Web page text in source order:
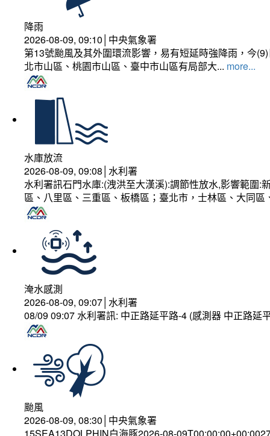
降雨
2026-08-09, 09:10│中央氣象署
第13號颱風及其外圍環流影響，易有短延時強降雨，今
北市山區、桃園市山區、臺中市山區有局部大... more...
水庫放流
2026-08-09, 09:08│水利署
水利署訊石門水庫:(洩洪至大漢溪):調節性放水,影響範圍
區、八里區、三重區、板橋區；臺北市，士林區、大同
淹水感測
2026-08-09, 09:07│水利署
08/09 09:07 水利署訊: 中正路延平路-4 (感測器 中正路
颱風
2026-08-09, 08:30│中央氣象署